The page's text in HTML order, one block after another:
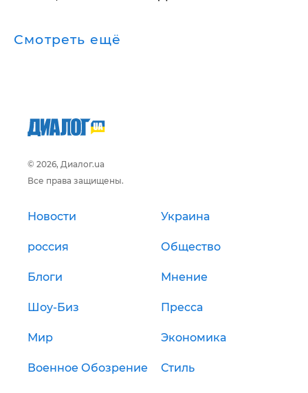
Смотреть ещё
© 2026, Диалог.ua
Все права защищены.
Новости Украина
россия Общество
Блоги Мнение
Шоу-Биз Пресса
Мир Экономика
Военное Обозрение Стиль